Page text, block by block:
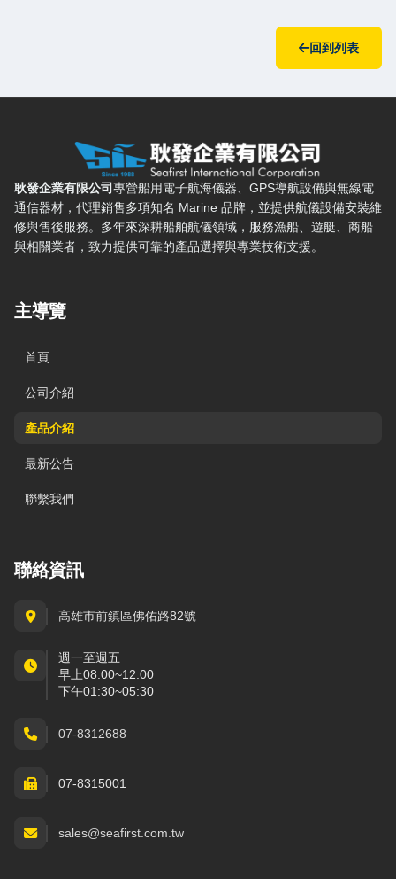
回到列表
耿發企業有限公司 — 網站概要、主導覽與聯絡方式
耿發企業有限公司專營船用電子航海儀器、GPS導航設備與無線電
通信器材，代理銷售多項知名 Marine 品牌，並提供航儀設備安裝維
修與售後服務。多年來深耕船舶航儀領域，服務漁船、遊艇、商船
與相關業者，致力提供可靠的產品選擇與專業技術支援。
主導覽
首頁
公司介紹
產品介紹
最新公告
聯繫我們
聯絡資訊
高雄市前鎮區佛佑路82號
週一至週五
早上08:00~12:00
下午01:30~05:30
07-8312688
07-8315001
sales@seafirst.com.tw